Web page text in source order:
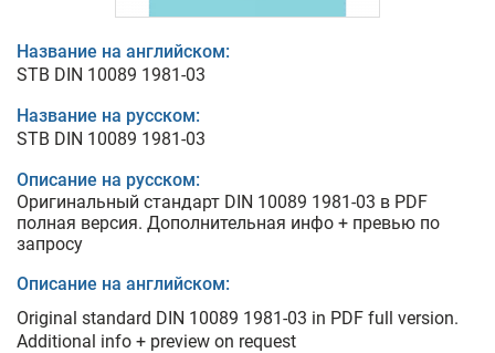
Название на английском:
STB DIN 10089 1981-03
Название на русском:
STB DIN 10089 1981-03
Описание на русском:
Оригинальный стандарт DIN 10089 1981-03 в PDF
полная версия. Дополнительная инфо + превью по
запросу
Описание на английском:
Original standard DIN 10089 1981-03 in PDF full version.
Additional info + preview on request